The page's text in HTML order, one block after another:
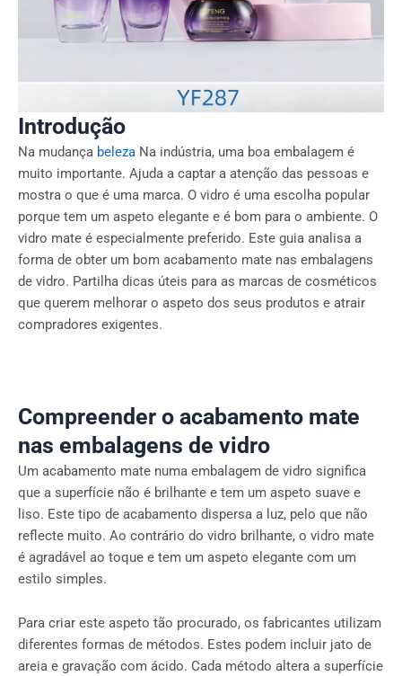
Introdução
Na mudança beleza Na indústria, uma boa embalagem é
muito importante. Ajuda a captar a atenção das pessoas e
mostra o que é uma marca. O vidro é uma escolha popular
porque tem um aspeto elegante e é bom para o ambiente. O
vidro mate é especialmente preferido. Este guia analisa a
forma de obter um bom acabamento mate nas embalagens
de vidro. Partilha dicas úteis para as marcas de cosméticos
que querem melhorar o aspeto dos seus produtos e atrair
compradores exigentes.
Compreender o acabamento mate
nas embalagens de vidro
Um acabamento mate numa embalagem de vidro significa
que a superfície não é brilhante e tem um aspeto suave e
liso. Este tipo de acabamento dispersa a luz, pelo que não
reflecte muito. Ao contrário do vidro brilhante, o vidro mate
é agradável ao toque e tem um aspeto elegante com um
estilo simples.
Para criar este aspeto tão procurado, os fabricantes utilizam
diferentes formas de métodos. Estes podem incluir jato de
areia e gravação com ácido. Cada método altera a superfície